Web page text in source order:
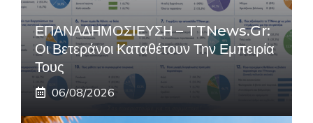
ΕΠΑΝΑΔΗΜΟΣΙΕΥΣΗ – TTNews.gr:
Οι Βετεράνοι Καταθέτουν Την Εμπειρία
Τους
06/08/2026